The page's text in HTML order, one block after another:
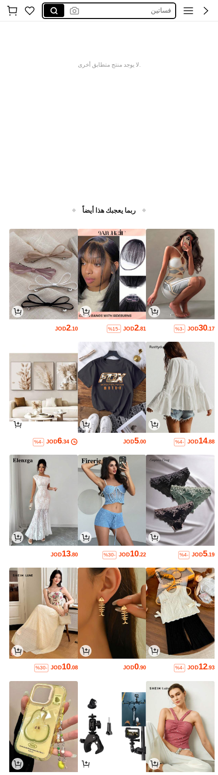
فساتين
.لا يوجد منتج متطابق أخرى
ربما يعجبك هذا أيضاً
JOD30.17
%3-
JOD2.81
%15-
JOD2.10
JOD14.88
%4-
JOD5.00
JOD6.34
%4-
JOD5.19
%4-
JOD10.22
%30-
JOD13.80
JOD12.93
%4-
JOD0.90
JOD10.08
%30-